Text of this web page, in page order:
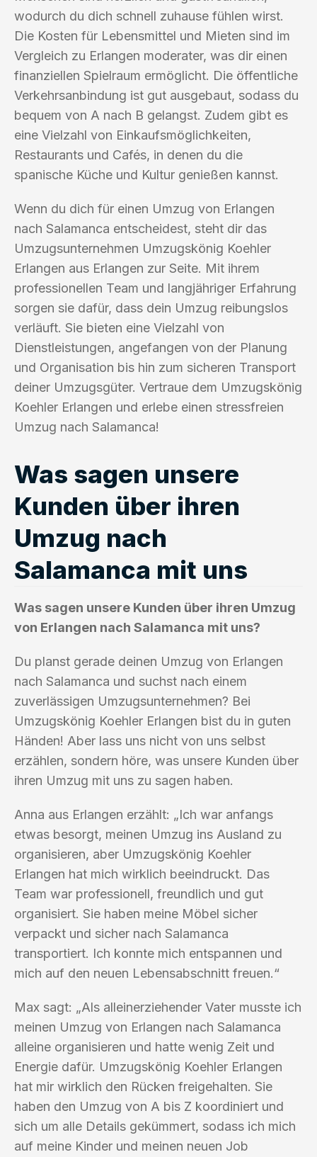
wodurch du dich schnell zuhause fühlen wirst.
Die Kosten für Lebensmittel und Mieten sind im
Vergleich zu Erlangen moderater, was dir einen
finanziellen Spielraum ermöglicht. Die öffentliche
Verkehrsanbindung ist gut ausgebaut, sodass du
bequem von A nach B gelangst. Zudem gibt es
eine Vielzahl von Einkaufsmöglichkeiten,
Restaurants und Cafés, in denen du die
spanische Küche und Kultur genießen kannst.
Wenn du dich für einen Umzug von Erlangen
nach Salamanca entscheidest, steht dir das
Umzugsunternehmen Umzugskönig Koehler
Erlangen aus Erlangen zur Seite. Mit ihrem
professionellen Team und langjähriger Erfahrung
sorgen sie dafür, dass dein Umzug reibungslos
verläuft. Sie bieten eine Vielzahl von
Dienstleistungen, angefangen von der Planung
und Organisation bis hin zum sicheren Transport
deiner Umzugsgüter. Vertraue dem Umzugskönig
Koehler Erlangen und erlebe einen stressfreien
Umzug nach Salamanca!
Was sagen unsere
Kunden über ihren
Umzug nach
Salamanca mit uns
Was sagen unsere Kunden über ihren Umzug
von Erlangen nach Salamanca mit uns?
Du planst gerade deinen Umzug von Erlangen
nach Salamanca und suchst nach einem
zuverlässigen Umzugsunternehmen? Bei
Umzugskönig Koehler Erlangen bist du in guten
Händen! Aber lass uns nicht von uns selbst
erzählen, sondern höre, was unsere Kunden über
ihren Umzug mit uns zu sagen haben.
Anna aus Erlangen erzählt: „Ich war anfangs
etwas besorgt, meinen Umzug ins Ausland zu
organisieren, aber Umzugskönig Koehler
Erlangen hat mich wirklich beeindruckt. Das
Team war professionell, freundlich und gut
organisiert. Sie haben meine Möbel sicher
verpackt und sicher nach Salamanca
transportiert. Ich konnte mich entspannen und
mich auf den neuen Lebensabschnitt freuen.“
Max sagt: „Als alleinerziehender Vater musste ich
meinen Umzug von Erlangen nach Salamanca
alleine organisieren und hatte wenig Zeit und
Energie dafür. Umzugskönig Koehler Erlangen
hat mir wirklich den Rücken freigehalten. Sie
haben den Umzug von A bis Z koordiniert und
sich um alle Details gekümmert, sodass ich mich
auf meine Kinder und meinen neuen Job